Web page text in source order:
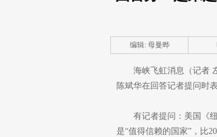
编辑: 母曼晔
海峡飞虹消息（记者
陈斌华在回答记者提问时
有记者提问：美国《
是“值得信赖的国家”，比